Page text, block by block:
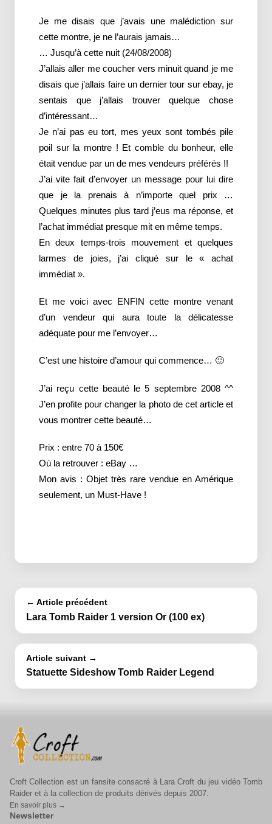
Je me disais que j’avais une malédiction sur
cette montre, je ne l’aurais jamais…
… Jusqu’à cette nuit (24/08/2008)
J’allais aller me coucher vers minuit quand je me
disais que j’allais faire un dernier tour sur ebay, je
sentais que j’allais trouver quelque chose
d’intéressant…
Je n’ai pas eu tort, mes yeux sont tombés pile
poil sur la montre ! Et comble du bonheur, elle
était vendue par un de mes vendeurs préférés !!
J’ai vite fait d’envoyer un message pour lui dire
que je la prenais à n’importe quel prix …
Quelques minutes plus tard j’eus ma réponse, et
l’achat immédiat presque mit en même temps.
En deux temps-trois mouvement et quelques
larmes de joies, j’ai cliqué sur le « achat
immédiat ».
Et me voici avec ENFIN cette montre venant
d’un vendeur qui aura toute la délicatesse
adéquate pour me l’envoyer…
C’est une histoire d’amour qui commence… 🙂
J’ai reçu cette beauté le 5 septembre 2008 ^^
J’en profite pour changer la photo de cet article et
vous montrer cette beauté…
Prix : entre 70 à 150€
Où la retrouver : eBay …
Mon avis : Objet très rare vendue en Amérique
seulement, un Must-Have !
← Article précédent
Lara Tomb Raider 1 version Or (100 ex)
Article suivant →
Statuette Sideshow Tomb Raider Legend
Croft Collection est un fansite consacré à Lara Croft du jeu vidéo Tomb
Raider et à la collection de produits dérivés depuis 2007.
En savoir plus →
Newsletter